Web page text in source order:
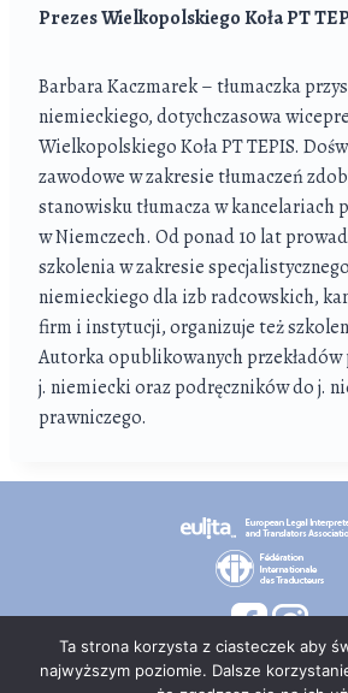
PrezesWielkopolskiego Koła PT
Barbara Kaczmarek – tłumaczka
niemieckiego, dotychczasowa
Wielkopolskiego Koła PT TEPIS.
zawodowe w zakresie tłumaczeń
stanowisku tłumacza w kancelariach
w Niemczech. Od ponad 10 lat
szkolenia w zakresie
niemieckiego dla izb radcowskich,
firm i instytucji, organizuje też
Autorka opublikowanych
j. niemiecki oraz podręczników do j.
prawniczego.
Ta strona korzysta z ciasteczek aby
najwyższym poziomie. Dalsze